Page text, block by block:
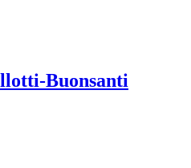
Buonsanti